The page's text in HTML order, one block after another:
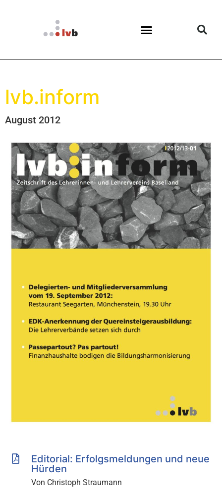
lvb.inform
August 2012
Editorial: Erfolgsmeldungen und neue
Hürden
Von Christoph Straumann